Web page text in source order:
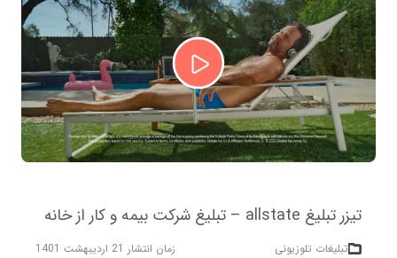
تیزر تبلیغ allstate – تبلیغ شرکت بیمه و کار از خانه
تبلیغات تلوزیونی زمان انتشار 21 اردیبهشت 1401